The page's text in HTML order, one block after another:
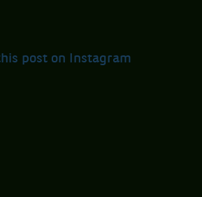
post on Instagram